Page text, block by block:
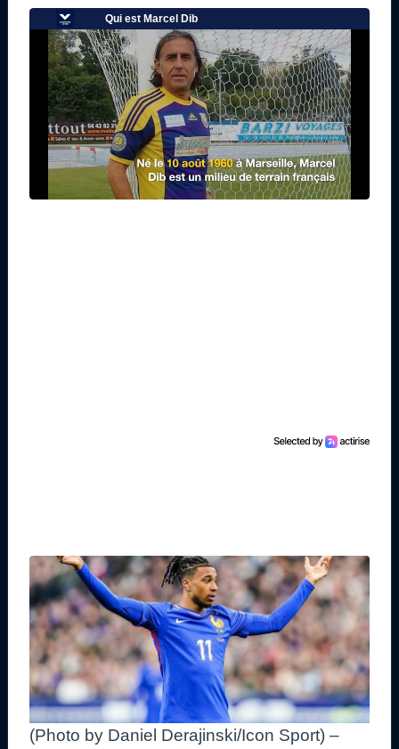
(Photo by Daniel Derajinski/Icon Sport) –